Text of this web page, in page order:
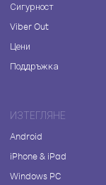
Сигурност
Viber Out
Цени
Поддръжка
ИЗТЕГЛЯНЕ
Android
iPhone & iPad
Windows PC